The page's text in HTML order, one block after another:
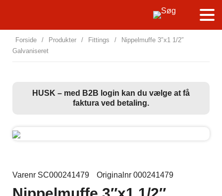
Forside / Produkter / Fittings /
Nippelmuffe 3″x1 1/2″
Galvaniseret
HUSK – med B2B login kan du vælge at få
faktura ved betaling.
Varenr SC000241479 Originalnr 000241479